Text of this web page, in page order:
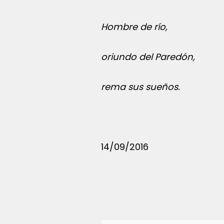
Hombre de río,
oriundo del Paredón,
rema sus sueños.
14/09/2016